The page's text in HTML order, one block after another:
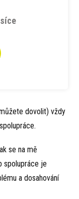
dovolit) vždy
se na mě
spolupráce je
a dosahování